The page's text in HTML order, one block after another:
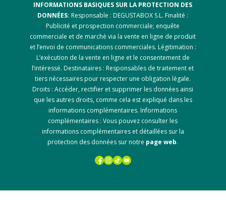
INFORMATIONS BASIQUES SUR LA PROTECTION DES
DONNÉES: Responsable : DEGUSTABOX S.L. Finalité :
Publicité et prospection commerciale; enquête
commerciale et de marché via la vente en ligne de produit
et l’envoi de communications commerciales. Légitimation :
L’exécution de la vente en ligne et le consentement de
l’intéressé. Destinataires : Responsables de traitement et
tiers nécessaires pour respecter une obligation légale.
Droits : Accéder, rectifier et supprimer les données ainsi
que les autres droits, comme cela est expliqué dans les
informations complémentaires. Informations
complémentaires : Vous pouvez consulter les
informations complémentaires et détaillées sur la
protection des données sur notre page web.